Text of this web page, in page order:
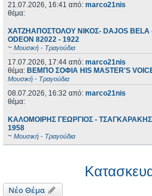
21.07.2026, 16:41 από: marco21nis
θέμα:
ΧΑΤΖΗΑΠΟΣΤΟΛΟΥ ΝΙΚΟΣ- DAJOS BELA
ODEON 82022 - 1922
~ Μουσική - Τραγούδια
17.07.2026, 17:44 από: marco21nis
θέμα: ΒΕΜΠΟ ΣΟΦΙΑ HIS MASTER'S
Μουσική - Τραγούδια
08.07.2026, 16:32 από: marco21nis
θέμα:
ΚΑΛΟΜΟΙΡΗΣ ΓΕΩΡΓΙΟΣ -
1958
~ Μουσική - Τραγούδια
Νέο Θέμα